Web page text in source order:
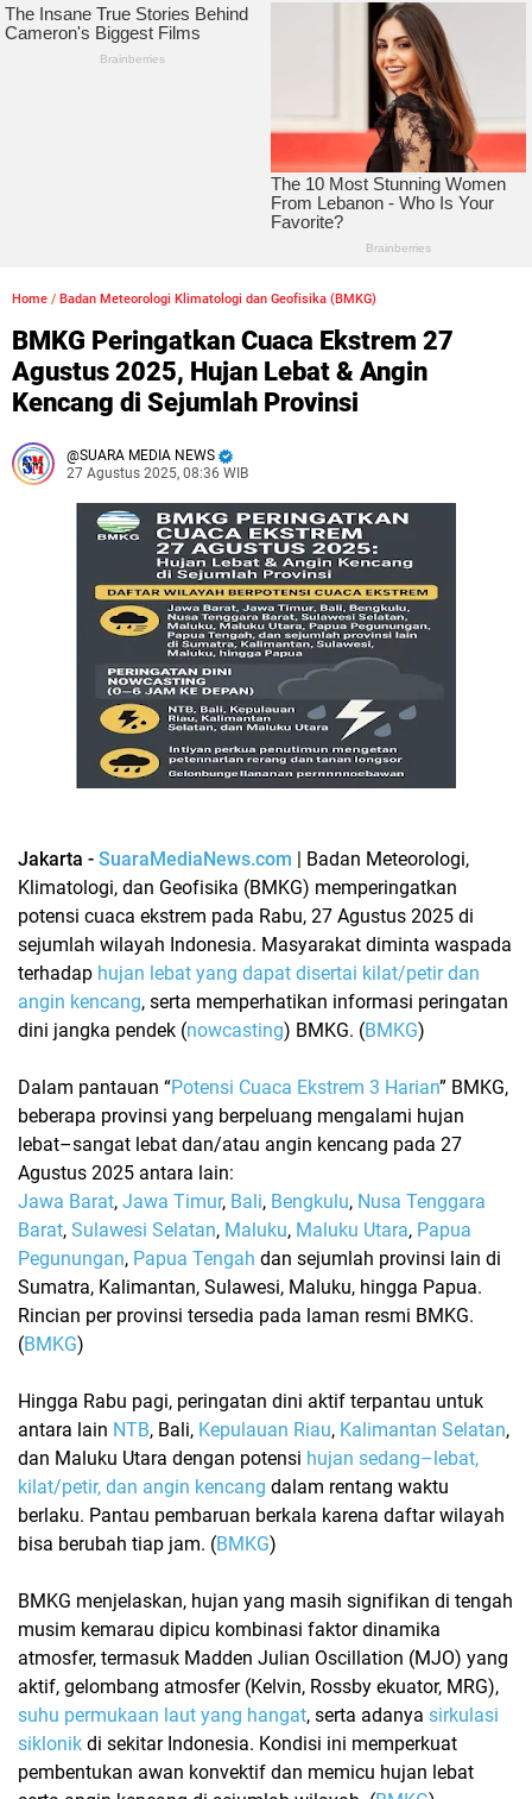
Home / Badan Meteorologi Klimatologi dan Geofisika (BMKG)
BMKG Peringatkan Cuaca Ekstrem 27
Agustus 2025, Hujan Lebat & Angin
Kencang di Sejumlah Provinsi
SUARA MEDIA NEWS
27 Agustus 2025, 08:36 WIB
Jakarta - SuaraMediaNews.com | Badan Meteorologi,
Klimatologi, dan Geofisika (BMKG) memperingatkan
potensi cuaca ekstrem pada Rabu, 27 Agustus 2025 di
sejumlah wilayah Indonesia. Masyarakat diminta waspada
terhadap hujan lebat yang dapat disertai kilat/petir dan
angin kencang, serta memperhatikan informasi peringatan
dini jangka pendek (nowcasting) BMKG. (BMKG)
Dalam pantauan “Potensi Cuaca Ekstrem 3 Harian” BMKG,
beberapa provinsi yang berpeluang mengalami hujan
lebat–sangat lebat dan/atau angin kencang pada 27
Agustus 2025 antara lain:
Jawa Barat, Jawa Timur, Bali, Bengkulu, Nusa Tenggara
Barat, Sulawesi Selatan, Maluku, Maluku Utara, Papua
Pegunungan, Papua Tengah dan sejumlah provinsi lain di
Sumatra, Kalimantan, Sulawesi, Maluku, hingga Papua.
Rincian per provinsi tersedia pada laman resmi BMKG.
(BMKG)
Hingga Rabu pagi, peringatan dini aktif terpantau untuk
antara lain NTB, Bali, Kepulauan Riau, Kalimantan Selatan,
dan Maluku Utara dengan potensi hujan sedang–lebat,
kilat/petir, dan angin kencang dalam rentang waktu
berlaku. Pantau pembaruan berkala karena daftar wilayah
bisa berubah tiap jam. (BMKG)
BMKG menjelaskan, hujan yang masih signifikan di tengah
musim kemarau dipicu kombinasi faktor dinamika
atmosfer, termasuk Madden Julian Oscillation (MJO) yang
aktif, gelombang atmosfer (Kelvin, Rossby ekuator, MRG),
suhu permukaan laut yang hangat, serta adanya sirkulasi
siklonik di sekitar Indonesia. Kondisi ini memperkuat
pembentukan awan konvektif dan memicu hujan lebat